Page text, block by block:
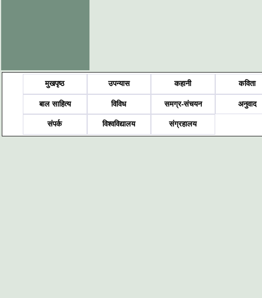
मुखपृष्ठ उपन्यास कहानी कविता
बाल साहित्य विविध समग्र-संचयन अनुवाद
संपर्क विश्वविद्यालय संग्रहालय